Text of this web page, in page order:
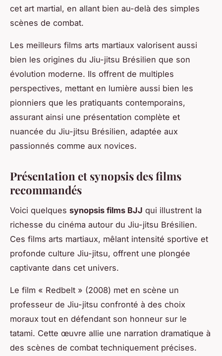
cet art martial, en allant bien au-delà des simples
scènes de combat.
Les meilleurs films arts martiaux valorisent aussi
bien les origines du Jiu-jitsu Brésilien que son
évolution moderne. Ils offrent de multiples
perspectives, mettant en lumière aussi bien les
pionniers que les pratiquants contemporains,
assurant ainsi une présentation complète et
nuancée du Jiu-jitsu Brésilien, adaptée aux
passionnés comme aux novices.
Présentation et synopsis des films
recommandés
Voici quelques synopsis films BJJ qui illustrent la
richesse du cinéma autour du Jiu-jitsu Brésilien.
Ces films arts martiaux, mêlant intensité sportive et
profonde culture Jiu-jitsu, offrent une plongée
captivante dans cet univers.
Le film « Redbelt » (2008) met en scène un
professeur de Jiu-jitsu confronté à des choix
moraux tout en défendant son honneur sur le
tatami. Cette œuvre allie une narration dramatique à
des scènes de combat techniquement précises.